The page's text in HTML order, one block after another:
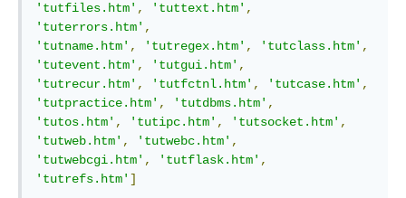
'tutfiles.htm' , 'tuttext.htm' ,
'tuterrors.htm' ,
'tutname.htm' , 'tutregex.htm' , 'tutclass.htm' ,
'tutevent.htm' , 'tutgui.htm' ,
'tutrecur.htm' , 'tutfctnl.htm' , 'tutcase.htm' ,
'tutpractice.htm' , 'tutdbms.htm' ,
'tutos.htm' , 'tutipc.htm' , 'tutsocket.htm' ,
'tutweb.htm' , 'tutwebc.htm' ,
'tutwebcgi.htm' , 'tutflask.htm' ,
'tutrefs.htm' ]